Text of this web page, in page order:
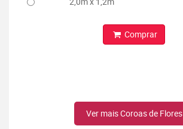
Comprar
Ver mais Coroas de Flores